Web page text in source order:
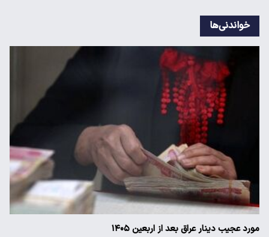
خواندنی‌ها
مورد عجیب دینار عراق بعد از اربعین ۱۴۰۵